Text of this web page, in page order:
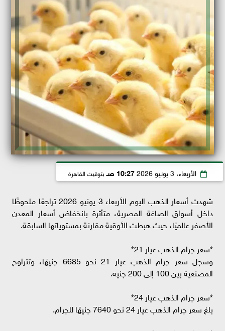
الأربعاء، 3 يونيو 2026 10:27 صـ بتوقيت القاهرة
شهدت أسعار الذهب اليوم الأربعاء 3 يونيو 2026 تراجعًا ملحوظًا
داخل أسواق الصاغة المصرية، متأثرة بانخفاض أسعار المعدن
الأصفر عالميًا، حيث هبطت الأوقية مقارنة بمستوياتها السابقة.
*سعر جرام الذهب عيار 21*
وسجل سعر جرام الذهب عيار 21 نحو 6685 جنيهًا، وتتراوح
المصنعية بين 100 إلى 200 جنيه.
*سعر جرام الذهب عيار 24*
بلغ سعر جرام الذهب عيار 24 نحو 7640 جنيهًا للجرام.